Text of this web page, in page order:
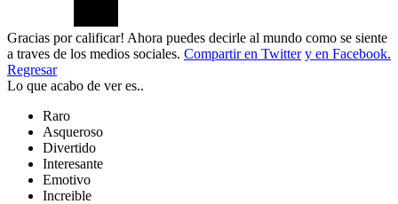
Gracias por calificar! Ahora puedes decirle al mundo como se siente
a traves de los medios sociales. Compartir en Twitter y en Facebook.
Regresar
Lo que acabo de ver es..
Raro
Asqueroso
Divertido
Interesante
Emotivo
Increible